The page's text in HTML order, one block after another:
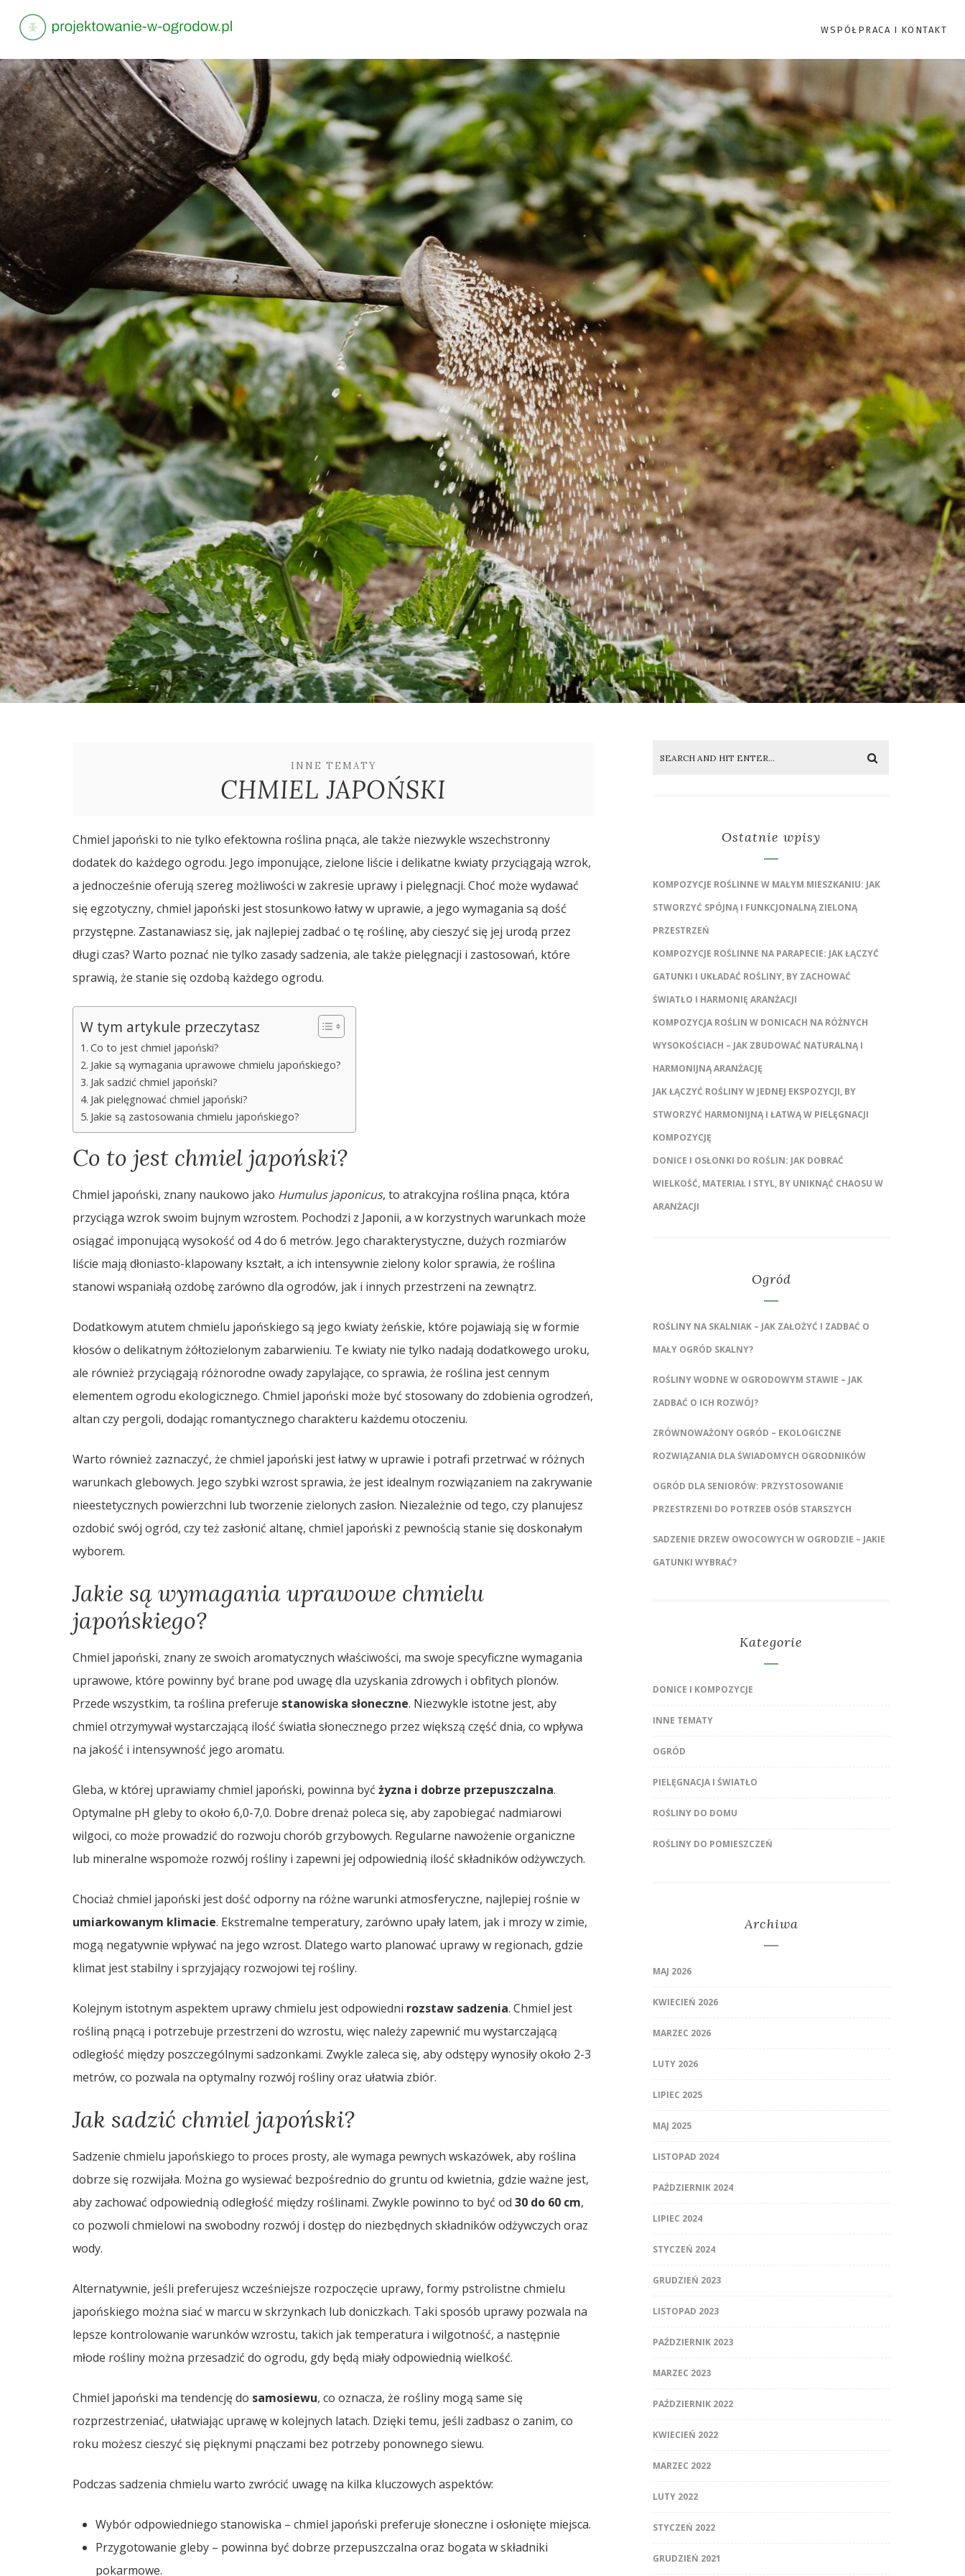
WSPÓŁPRACA I KONTAKT
INNE TEMATY
CHMIEL JAPOŃSKI
Chmiel japoński to nie tylko efektowna roślina pnąca, ale także niezwykle wszechstronny
dodatek do każdego ogrodu. Jego imponujące, zielone liście i delikatne kwiaty przyciągają wzrok,
a jednocześnie oferują szereg możliwości w zakresie uprawy i pielęgnacji. Choć może wydawać
się egzotyczny, chmiel japoński jest stosunkowo łatwy w uprawie, a jego wymagania są dość
przystępne. Zastanawiasz się, jak najlepiej zadbać o tę roślinę, aby cieszyć się jej urodą przez
długi czas? Warto poznać nie tylko zasady sadzenia, ale także pielęgnacji i zastosowań, które
sprawią, że stanie się ozdobą każdego ogrodu.
W tym artykule przeczytasz
Co to jest chmiel japoński?
Jakie są wymagania uprawowe chmielu japońskiego?
Jak sadzić chmiel japoński?
Jak pielęgnować chmiel japoński?
Jakie są zastosowania chmielu japońskiego?
Co to jest chmiel japoński?
Chmiel japoński, znany naukowo jako Humulus japonicus, to atrakcyjna roślina pnąca, która
przyciąga wzrok swoim bujnym wzrostem. Pochodzi z Japonii, a w korzystnych warunkach może
osiągać imponującą wysokość od 4 do 6 metrów. Jego charakterystyczne, dużych rozmiarów
liście mają dłoniasto-klapowany kształt, a ich intensywnie zielony kolor sprawia, że roślina
stanowi wspaniałą ozdobę zarówno dla ogrodów, jak i innych przestrzeni na zewnątrz.
Dodatkowym atutem chmielu japońskiego są jego kwiaty żeńskie, które pojawiają się w formie
kłosów o delikatnym żółtozielonym zabarwieniu. Te kwiaty nie tylko nadają dodatkowego uroku,
ale również przyciągają różnorodne owady zapylające, co sprawia, że roślina jest cennym
elementem ogrodu ekologicznego. Chmiel japoński może być stosowany do zdobienia ogrodzeń,
altan czy pergoli, dodając romantycznego charakteru każdemu otoczeniu.
Warto również zaznaczyć, że chmiel japoński jest łatwy w uprawie i potrafi przetrwać w różnych
warunkach glebowych. Jego szybki wzrost sprawia, że jest idealnym rozwiązaniem na zakrywanie
nieestetycznych powierzchni lub tworzenie zielonych zasłon. Niezależnie od tego, czy planujesz
ozdobić swój ogród, czy też zasłonić altanę, chmiel japoński z pewnością stanie się doskonałym
wyborem.
Jakie są wymagania uprawowe chmielu
japońskiego?
Chmiel japoński, znany ze swoich aromatycznych właściwości, ma swoje specyficzne wymagania
uprawowe, które powinny być brane pod uwagę dla uzyskania zdrowych i obfitych plonów.
Przede wszystkim, ta roślina preferuje stanowiska słoneczne. Niezwykle istotne jest, aby
chmiel otrzymywał wystarczającą ilość światła słonecznego przez większą część dnia, co wpływa
na jakość i intensywność jego aromatu.
Gleba, w której uprawiamy chmiel japoński, powinna być żyzna i dobrze przepuszczalna.
Optymalne pH gleby to około 6,0-7,0. Dobre drenaż poleca się, aby zapobiegać nadmiarowi
wilgoci, co może prowadzić do rozwoju chorób grzybowych. Regularne nawożenie organiczne
lub mineralne wspomoże rozwój rośliny i zapewni jej odpowiednią ilość składników odżywczych.
Chociaż chmiel japoński jest dość odporny na różne warunki atmosferyczne, najlepiej rośnie w
umiarkowanym klimacie. Ekstremalne temperatury, zarówno upały latem, jak i mrozy w zimie,
mogą negatywnie wpływać na jego wzrost. Dlatego warto planować uprawy w regionach, gdzie
klimat jest stabilny i sprzyjający rozwojowi tej rośliny.
Kolejnym istotnym aspektem uprawy chmielu jest odpowiedni rozstaw sadzenia. Chmiel jest
rośliną pnącą i potrzebuje przestrzeni do wzrostu, więc należy zapewnić mu wystarczającą
odległość między poszczególnymi sadzonkami. Zwykle zaleca się, aby odstępy wynosiły około 2-3
metrów, co pozwala na optymalny rozwój rośliny oraz ułatwia zbiór.
Jak sadzić chmiel japoński?
Sadzenie chmielu japońskiego to proces prosty, ale wymaga pewnych wskazówek, aby roślina
dobrze się rozwijała. Można go wysiewać bezpośrednio do gruntu od kwietnia, gdzie ważne jest,
aby zachować odpowiednią odległość między roślinami. Zwykle powinno to być od 30 do 60 cm,
co pozwoli chmielowi na swobodny rozwój i dostęp do niezbędnych składników odżywczych oraz
wody.
Alternatywnie, jeśli preferujesz wcześniejsze rozpoczęcie uprawy, formy pstrolistne chmielu
japońskiego można siać w marcu w skrzynkach lub doniczkach. Taki sposób uprawy pozwala na
lepsze kontrolowanie warunków wzrostu, takich jak temperatura i wilgotność, a następnie
młode rośliny można przesadzić do ogrodu, gdy będą miały odpowiednią wielkość.
Chmiel japoński ma tendencję do samosiewu, co oznacza, że rośliny mogą same się
rozprzestrzeniać, ułatwiając uprawę w kolejnych latach. Dzięki temu, jeśli zadbasz o zanim, co
roku możesz cieszyć się pięknymi pnączami bez potrzeby ponownego siewu.
Podczas sadzenia chmielu warto zwrócić uwagę na kilka kluczowych aspektów:
Wybór odpowiedniego stanowiska – chmiel japoński preferuje słoneczne i osłonięte miejsca.
Przygotowanie gleby – powinna być dobrze przepuszczalna oraz bogata w składniki
pokarmowe.
Ostatnie wpisy
KOMPOZYCJE ROŚLINNE W MAŁYM MIESZKANIU: JAK
STWORZYĆ SPÓJNĄ I FUNKCJONALNĄ ZIELONĄ
PRZESTRZEŃ
KOMPOZYCJE ROŚLINNE NA PARAPECIE: JAK ŁĄCZYĆ
GATUNKI I UKŁADAĆ ROŚLINY, BY ZACHOWAĆ
ŚWIATŁO I HARMONIĘ ARANŻACJI
KOMPOZYCJA ROŚLIN W DONICACH NA RÓŻNYCH
WYSOKOŚCIACH – JAK ZBUDOWAĆ NATURALNĄ I
HARMONIJNĄ ARANŻACJĘ
JAK ŁĄCZYĆ ROŚLINY W JEDNEJ EKSPOZYCJI, BY
STWORZYĆ HARMONIJNĄ I ŁATWĄ W PIELĘGNACJI
KOMPOZYCJĘ
DONICE I OSŁONKI DO ROŚLIN: JAK DOBRAĆ
WIELKOŚĆ, MATERIAŁ I STYL, BY UNIKNĄĆ CHAOSU W
ARANŻACJI
Ogród
ROŚLINY NA SKALNIAK – JAK ZAŁOŻYĆ I ZADBAĆ O
MAŁY OGRÓD SKALNY?
ROŚLINY WODNE W OGRODOWYM STAWIE – JAK
ZADBAĆ O ICH ROZWÓJ?
ZRÓWNOWAŻONY OGRÓD – EKOLOGICZNE
ROZWIĄZANIA DLA ŚWIADOMYCH OGRODNIKÓW
OGRÓD DLA SENIORÓW: PRZYSTOSOWANIE
PRZESTRZENI DO POTRZEB OSÓB STARSZYCH
SADZENIE DRZEW OWOCOWYCH W OGRODZIE – JAKIE
GATUNKI WYBRAĆ?
Kategorie
DONICE I KOMPOZYCJE
INNE TEMATY
OGRÓD
PIELĘGNACJA I ŚWIATŁO
ROŚLINY DO DOMU
ROŚLINY DO POMIESZCZEŃ
Archiwa
MAJ 2026
KWIECIEŃ 2026
MARZEC 2026
LUTY 2026
LIPIEC 2025
MAJ 2025
LISTOPAD 2024
PAŹDZIERNIK 2024
LIPIEC 2024
STYCZEŃ 2024
GRUDZIEŃ 2023
LISTOPAD 2023
PAŹDZIERNIK 2023
MARZEC 2023
PAŹDZIERNIK 2022
KWIECIEŃ 2022
MARZEC 2022
LUTY 2022
STYCZEŃ 2022
GRUDZIEŃ 2021